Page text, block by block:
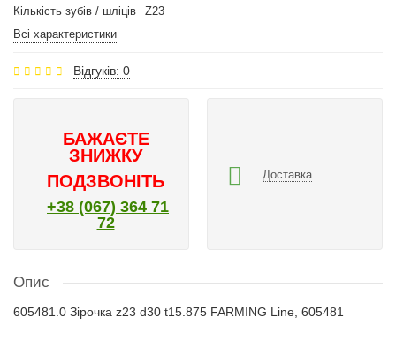
Кількість зубів / шліців
Z23
Всі характеристики
Відгуків: 0
БАЖАЄТЕ
ЗНИЖКУ
ПОДЗВОНІТЬ
+38 (067) 364 71
72
Доставка
Опис
605481.0 Зірочка z23 d30 t15.875 FARMING Line, 605481